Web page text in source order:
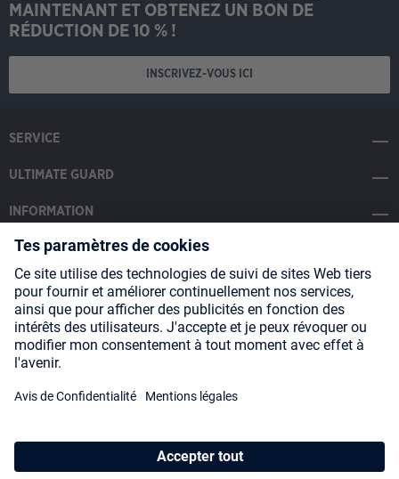
MAINTENANT ET OBTENEZ UN BON DE
RÉDUCTION DE 10 % !
INSCRIVEZ-VOUS ICI
SERVICE
ULTIMATE GUARD
INFORMATION
SOCIAL MEDIA
Payment Methods
Shipping